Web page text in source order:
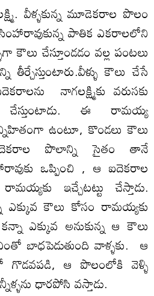
వీళ్ళకున్న మూడెకరాల పొలం
పాతిక ఎకరాలలోని
చేస్తూండడం వల్ల పంటలు
కౌలు చేసే
నాగలక్ష్మికు వరుసకు
ఈ రామయ్య
ఉంటూ, కొండలు కౌలు
పొలాన్ని సైతం తానే
ఒప్పించి , ఆ ఐదెకరాల
ఇచ్చేటట్టు చేస్తాడు.
కౌలు కోసం రామయ్యకు
ఎక్కువ అనుకున్న ఆ కౌలు
బాధపెడుతుంది వాళ్ళకు. ఆ
ఆ పొలంలోకి వెళ్ళి
ధారపోసి వస్తాడు.